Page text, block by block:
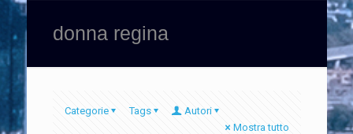
donna regina
Categorie Tags
Autori
Mostra tutto